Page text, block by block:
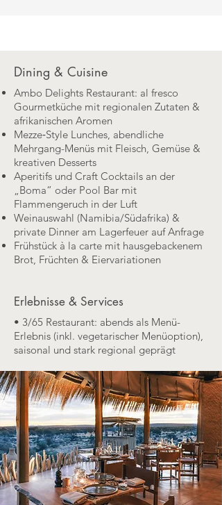
exklusiver Umgebung
Aussicht:
• Blick über das private Reservat & die
umliegenden Hügel
Dining & Cuisine
Ambo Delights Restaurant: al fresco
Gourmetküche mit regionalen Zutaten &
afrikanischen Aromen
Mezze‑Style Lunches, abendliche
Mehrgang-Menüs mit Fleisch, Gemüse &
kreativen Desserts
Aperitifs und Craft Cocktails an der
„Boma“ oder Pool Bar mit
Flammengeruch in der Luft
Weinauswahl (Namibia/Südafrika) &
private Dinner am Lagerfeuer auf Anfrage
Frühstück à la carte mit hausgebackenem
Brot, Früchten & Eiervariationen
Erlebnisse & Services
• 3/65 Restaurant: abends als Menü-
Erlebnis (inkl. vegetarischer Menüoption),
saisonal und stark regional geprägt